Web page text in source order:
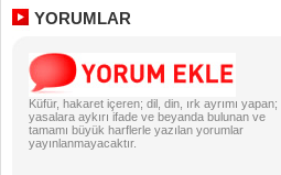
YORUMLAR
Küfür, hakaret içeren; dil, din, ırk ayrımı yapan;
yasalara aykırı ifade ve beyanda bulunan ve
tamamı büyük harflerle yazılan yorumlar
yayınlanmayacaktır.